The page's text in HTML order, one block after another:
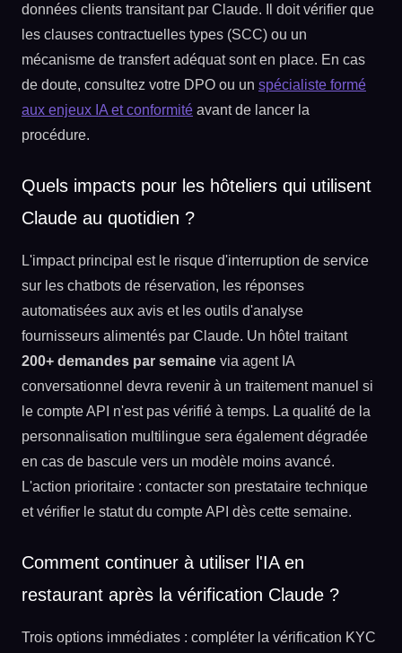
données clients transitant par Claude. Il doit vérifier que
les clauses contractuelles types (SCC) ou un
mécanisme de transfert adéquat sont en place. En cas
de doute, consultez votre DPO ou un spécialiste formé
aux enjeux IA et conformité avant de lancer la
procédure.
Quels impacts pour les hôteliers qui utilisent
Claude au quotidien ?
L'impact principal est le risque d'interruption de service
sur les chatbots de réservation, les réponses
automatisées aux avis et les outils d'analyse
fournisseurs alimentés par Claude. Un hôtel traitant
200+ demandes par semaine via agent IA
conversationnel devra revenir à un traitement manuel si
le compte API n'est pas vérifié à temps. La qualité de la
personnalisation multilingue sera également dégradée
en cas de bascule vers un modèle moins avancé.
L'action prioritaire : contacter son prestataire technique
et vérifier le statut du compte API dès cette semaine.
Comment continuer à utiliser l'IA en
restaurant après la vérification Claude ?
Trois options immédiates : compléter la vérification KYC